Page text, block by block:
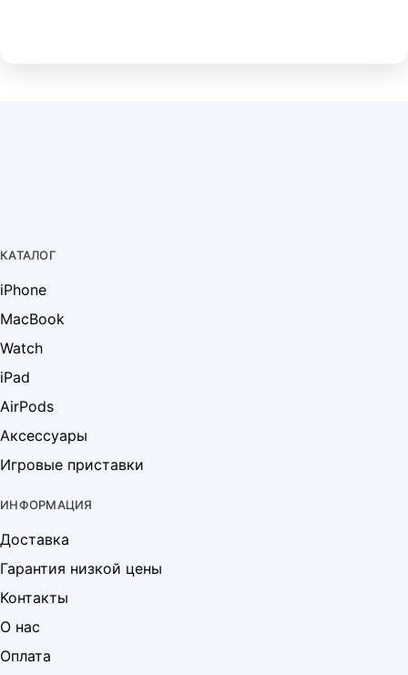
КАТАЛОГ
iPhone
MacBook
Watch
iPad
AirPods
Аксессуары
Игровые приставки
ИНФОРМАЦИЯ
Доставка
Гарантия низкой цены
Контакты
О нас
Оплата